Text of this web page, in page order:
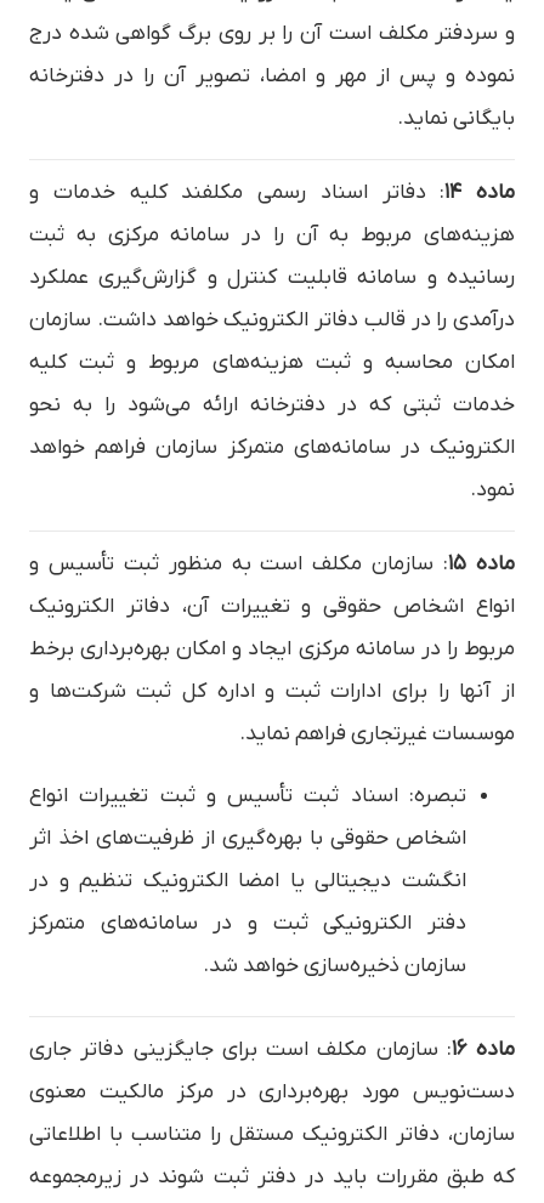
و سردفتر مکلف است آن را بر روی برگ گواهی شده درج
نموده و پس از مهر و امضا، تصویر آن را در دفترخانه
بایگانی نماید.
ماده ۱۴
: دفاتر اسناد رسمی مکلفند کلیه خدمات و
هزینه‌های مربوط به آن را در سامانه مرکزی به ثبت
رسانیده و سامانه قابلیت کنترل و گزارش‌گیری عملکرد
درآمدی را در قالب دفاتر الکترونیک خواهد داشت. سازمان
امکان محاسبه و ثبت هزینه‌های مربوط و ثبت کلیه
خدمات ثبتی که در دفترخانه ارائه می‌شود را به نحو
الکترونیک در سامانه‌های متمرکز سازمان فراهم خواهد
نمود.
ماده ۱۵
: سازمان مکلف است به منظور ثبت تأسیس و
انواع اشخاص حقوقی و تغییرات آن، دفاتر الکترونیک
مربوط را در سامانه مرکزی ایجاد و امکان بهره‌برداری برخط
از آنها را برای ادارات ثبت و اداره کل ثبت شرکت‌ها و
موسسات غیرتجاری فراهم نماید.
تبصره: اسناد ثبت تأسیس و ثبت تغییرات انواع
اشخاص حقوقی با بهره‌گیری از ظرفیت‌های اخذ اثر
انگشت دیجیتالی یا امضا الکترونیک تنظیم و در
دفتر الکترونیکی ثبت و در سامانه‌های متمرکز
سازمان ذخیره‌سازی خواهد شد.
ماده ۱۶ : سازمان مکلف است برای جایگزینی دفاتر جاری
دست‌نویس مورد بهره‌برداری در مرکز مالکیت معنوی
سازمان، دفاتر الکترونیک مستقل را متناسب با اطلاعاتی
که طبق مقررات باید در دفتر ثبت شوند در زیرمجموعه